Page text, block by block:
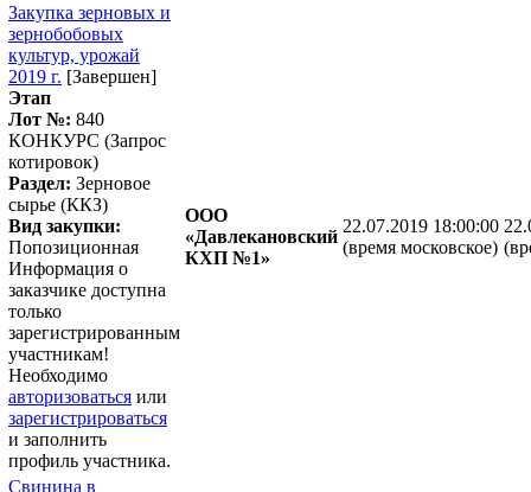
Закупка зерновых и
зернобобовых
культур, урожай
2019 г. [Завершен]
Этап
Лот №: 840
КОНКУРС (Запрос
котировок)
Раздел: Зерновое
сырье (ККЗ)
Вид закупки:
Попозиционная
Информация о
заказчике доступна
только
зарегистрированным
участникам!
Необходимо
авторизоваться или
зарегистрироваться
и заполнить
профиль участника.
ООО
«Давлекановский
КХП №1»
22.07.2019 18:00:00
(время московское)
Свинина в